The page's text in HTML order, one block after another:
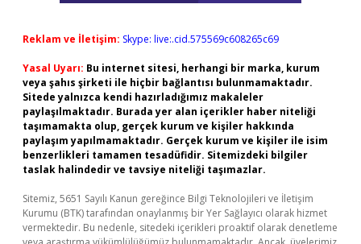
Reklam ve İletişim: Skype: live:.cid.575569c608265c69
Yasal Uyarı: Bu internet sitesi, herhangi bir marka, kurum
veya şahıs şirketi ile hiçbir bağlantısı bulunmamaktadır.
Sitede yalnızca kendi hazırladığımız makaleler
paylaşılmaktadır. Burada yer alan içerikler haber niteliği
taşımamakta olup, gerçek kurum ve kişiler hakkında
paylaşım yapılmamaktadır. Gerçek kurum ve kişiler ile isim
benzerlikleri tamamen tesadüfidir. Sitemizdeki bilgiler
taslak halindedir ve tavsiye niteliği taşımazlar.
Sitemiz, 5651 Sayılı Kanun gereğince Bilgi Teknolojileri ve İletişim
Kurumu (BTK) tarafından onaylanmış bir Yer Sağlayıcı olarak hizmet
vermektedir. Bu nedenle, sitedeki içerikleri proaktif olarak denetleme